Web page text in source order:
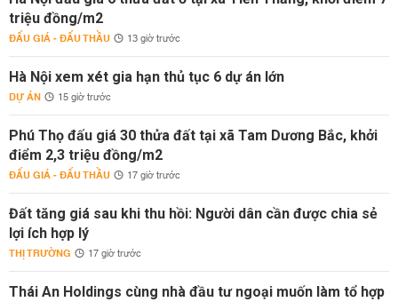
triệu đồng/m2
ĐẤU GIÁ - ĐẤU THẦU 13 giờ trước
Hà Nội xem xét gia hạn thủ tục 6 dự án lớn
DỰ ÁN 15 giờ trước
Phú Thọ đấu giá 30 thửa đất tại xã Tam Dương Bắc, khởi
điểm 2,3 triệu đồng/m2
ĐẤU GIÁ - ĐẤU THẦU 17 giờ trước
Đất tăng giá sau khi thu hồi: Người dân cần được chia sẻ
lợi ích hợp lý
THỊ TRƯỜNG 17 giờ trước
Thái An Holdings cùng nhà đầu tư ngoại muốn làm tổ hợp